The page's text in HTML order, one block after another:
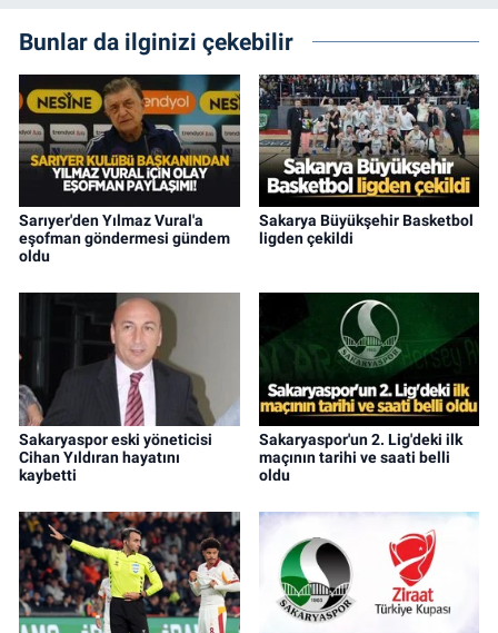
Bunlar da ilginizi çekebilir
Sarıyer'den Yılmaz Vural'a
eşofman göndermesi gündem
oldu
Sakarya Büyükşehir Basketbol
ligden çekildi
Sakaryaspor eski yöneticisi
Cihan Yıldıran hayatını
kaybetti
Sakaryaspor'un 2. Lig'deki ilk
maçının tarihi ve saati belli
oldu